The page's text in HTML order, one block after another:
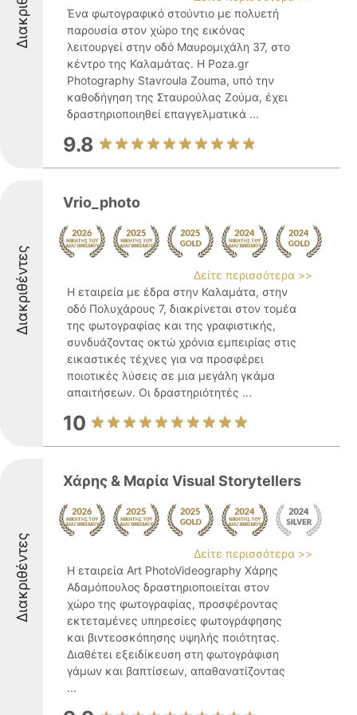
Ένα φωτογραφικό στούντιο με πολυετή
παρουσία στον χώρο της εικόνας
λειτουργεί στην οδό Μαυρομιχάλη 37, στο
κέντρο της Καλαμάτας. Η Poza.gr
Photography Stavroula Zouma, υπό την
καθοδήγηση της Σταυρούλας Ζούμα, έχει
δραστηριοποιηθεί επαγγελματικά ...
9.8
Διακριθέντες
Vrio_photo
Δείτε περισσότερα >>
Η εταιρεία με έδρα στην Καλαμάτα, στην
οδό Πολυχάρους 7, διακρίνεται στον τομέα
της φωτογραφίας και της γραφιστικής,
συνδυάζοντας οκτώ χρόνια εμπειρίας στις
εικαστικές τέχνες για να προσφέρει
ποιοτικές λύσεις σε μια μεγάλη γκάμα
απαιτήσεων. Οι δραστηριότητές ...
10
Διακριθέντες
Χάρης & Μαρία Visual Storytellers
Δείτε περισσότερα >>
Η εταιρεία Art PhotoVideography Χάρης
Αδαμόπουλος δραστηριοποιείται στον
χώρο της φωτογραφίας, προσφέροντας
εκτεταμένες υπηρεσίες φωτογράφησης
και βιντεοσκόπησης υψηλής ποιότητας.
Διαθέτει εξειδίκευση στη φωτογράφιση
γάμων και βαπτίσεων, απαθανατίζοντας
...